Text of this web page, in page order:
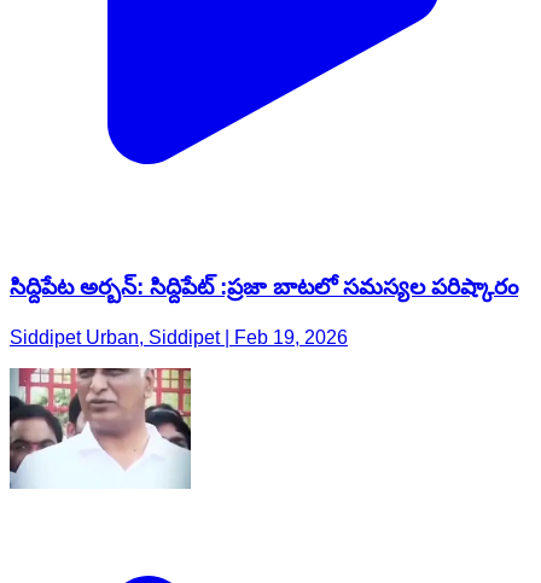
సిద్దిపేట అర్బన్: సిద్దిపేట్ :ప్రజా బాటలో సమస్యల పరిష్కారం
Siddipet Urban, Siddipet | Feb 19, 2026